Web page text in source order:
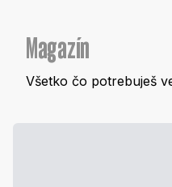
Magazín
Všetko čo potrebuješ